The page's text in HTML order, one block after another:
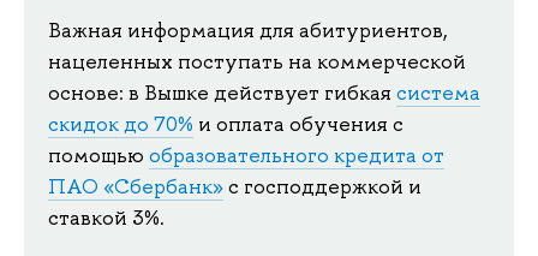
Важная информация для абитуриентов,
нацеленных поступать на коммерческой
основе: в Вышке действует гибкая система
скидок до 70% и оплата обучения с
помощью образовательного кредита от
ПАО «Сбербанк»с господдержкой и
ставкой 3%.